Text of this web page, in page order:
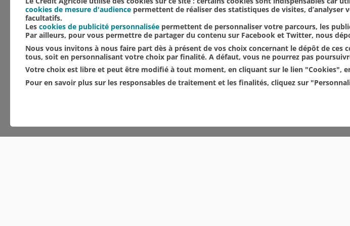
cookies de mesure d'audience permettent de réaliser des statistiques de visites,
facultatifs.
Les cookies de publicité personnalisée permettent de personnaliser votre parcours, les
Par ailleurs, pour vous permettre de partager du contenu sur Facebook et Twitter, nous
Nous vous invitons à nous faire part dès à présent de vos choix concernant le dépôt de
tous, soit en personnalisant votre choix par finalité. A défaut, vous ne pourrez pas
Votre choix est libre et peut être modifié à tout moment, en cliquant sur le lien "Cookies",
Pour en savoir plus sur les responsables de traitement et les finalités, cliquez sur